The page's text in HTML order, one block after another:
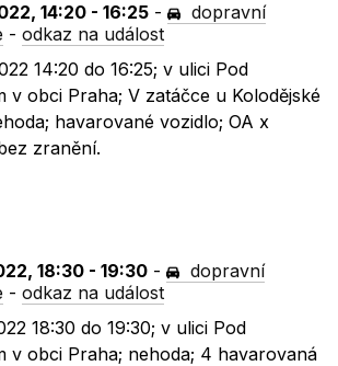
14:20 - 16:25 -
dopravní
-odkaz na událost
14:20 do 16:25; v ulici Pod
v obci Praha; V zatáčce u Kolodějské
havarované vozidlo; OA x
zranění.
18:30 - 19:30 -
dopravní
-odkaz na událost
18:30 do 19:30; v ulici Pod
v obci Praha; nehoda; 4 havarovaná